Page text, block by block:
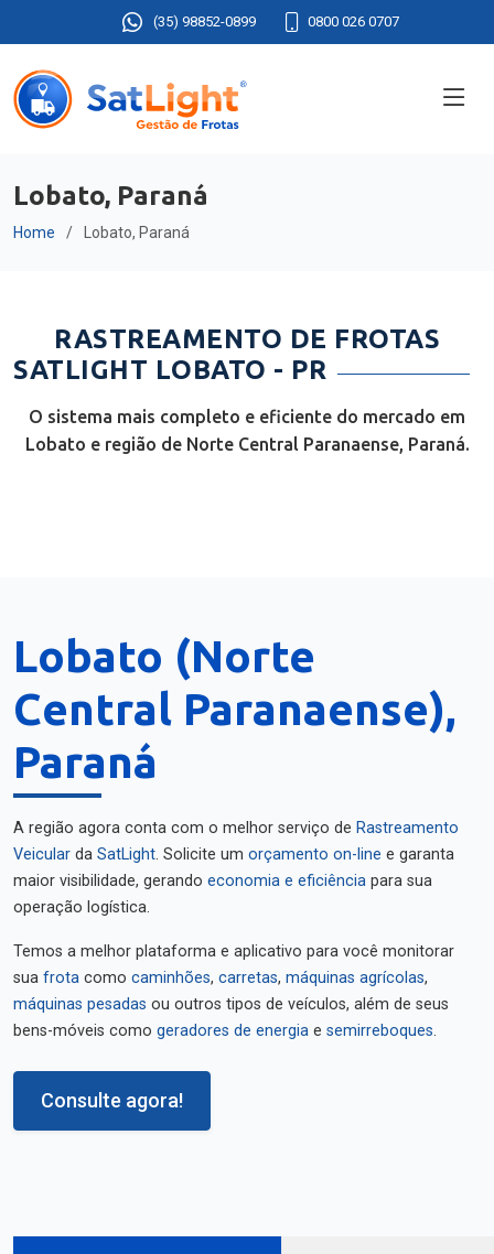
(35) 98852-0899 0800 026 0707
Lobato, Paraná
Home Lobato, Paraná
RASTREAMENTO DE FROTAS
SATLIGHT LOBATO - PR
O sistema mais completo e eficiente do mercado em
Lobato e região de Norte Central Paranaense, Paraná.
Lobato (Norte
Central Paranaense),
Paraná
A região agora conta com o melhor serviço de Rastreamento
Veicular da SatLight. Solicite um orçamento on-line e garanta
maior visibilidade, gerando economia e eficiência para sua
operação logística.
Temos a melhor plataforma e aplicativo para você monitorar
sua frota como caminhões, carretas, máquinas agrícolas,
máquinas pesadas ou outros tipos de veículos, além de seus
bens-móveis como geradores de energia e semirreboques.
Consulte agora!